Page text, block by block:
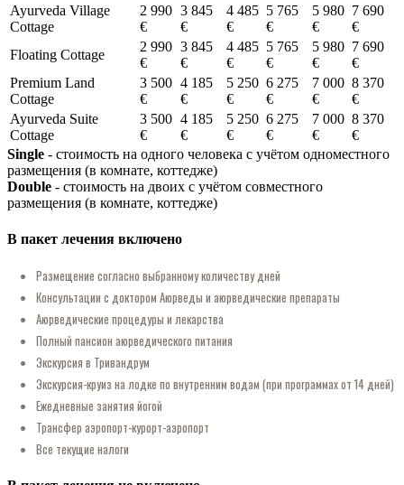
Ayurveda Village
Cottage
2 990
€
3 845
€
4 485
€
5 765
€
5 980
€
7 690
€
Floating Cottage
2 990
€
3 845
€
4 485
€
5 765
€
5 980
€
7 690
€
Premium Land
Cottage
3 500
€
4 185
€
5 250
€
6 275
€
7 000
€
8 370
€
Ayurveda Suite
Cottage
3 500
€
4 185
€
5 250
€
6 275
€
7 000
€
8 370
€
Single - стоимость на одного человека с учётом одноместного
размещения (в комнате, коттедже)
Double - стоимость на двоих с учётом совместного
размещения (в комнате, коттедже)
В пакет лечения включено
Размещение согласно выбранному количеству дней
Консультации с доктором Аюрведы и аюрведические препараты
Аюрведические процедуры и лекарства
Полный пансион аюрведического питания
Экскурсия в Тривандрум
Экскурсия-круиз на лодке по внутренним водам (при программах от 14 дней)
Ежедневные занятия йогой
Трансфер аэропорт-курорт-аэропорт
Все текущие налоги